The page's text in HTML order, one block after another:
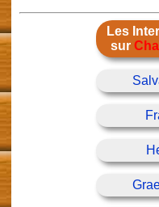
Les
sur